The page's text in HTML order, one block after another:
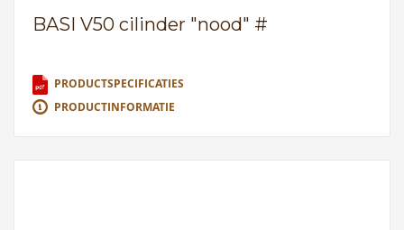
BASI V50 cilinder "nood" #
PRODUCTSPECIFICATIES
PRODUCTINFORMATIE